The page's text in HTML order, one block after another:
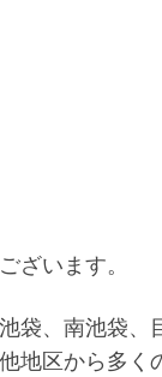
ざいます。
袋、南池袋、
地区から多く